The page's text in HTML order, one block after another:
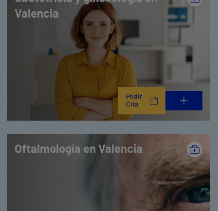
Valencia
Pedir
Cita
Oftalmología en Valencia